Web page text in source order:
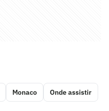
Monaco Onde assistir